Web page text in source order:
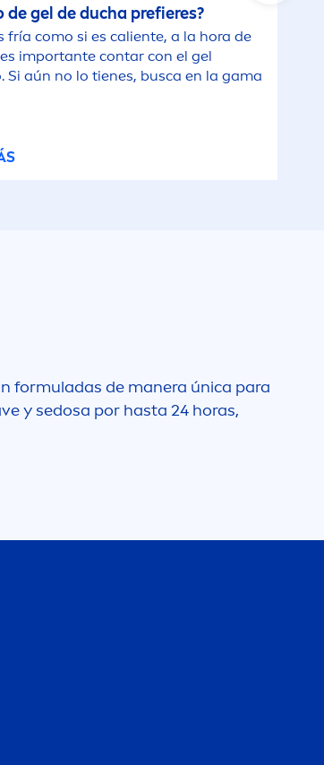
de gel de ducha prefieres?
fría como si es caliente, a la hora de
importante contar con el gel
Si aún no lo tienes, busca en la gama
formuladas de manera única para
y sedosa por hasta 24 horas,